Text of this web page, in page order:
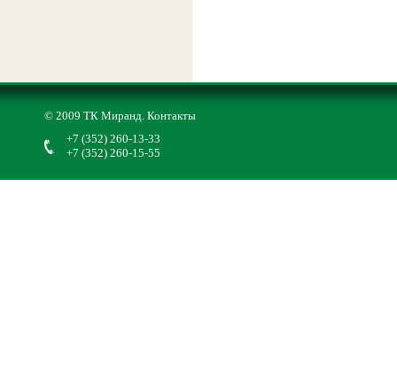
© 2009 ТК Миранд. Контакты
+7 (352) 260-13-33
+7 (352) 260-15-55